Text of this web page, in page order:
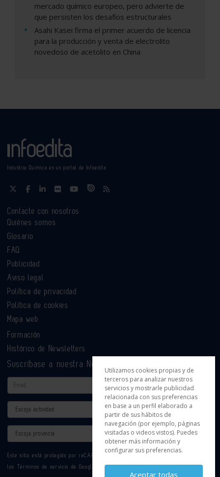
mercado químico europeo, pero advierte de
que persisten los desafíos estructurales
Asahi Kasei firma el primer acuerdo de licencia
para la producción y venta de electrolito
novedoso de acetolito en China
Industria Química es un portal de Infoedita
Contacte con nosotros
Quiénes somos
Glosario
FAQ
Publicidad
Aviso legal
Política de privacidad
Política de cookies
Mapa web
Formación
Histórico de Newsletters
Suscríbase a nuestra Newsletter
Email
Actividad
Provincia
Este sitio está protegido por reCAPTCHA y se aplican la
los Términos de servicio de Google.
Utilizamos cookies propias y de
terceros para analizar nuestros
servicios y mostrarle publicidad
relacionada con sus preferencias
en base a un perfil elaborado a
partir de sus hábitos de
navegación (por ejemplo, páginas
visitadas o videos vistos). Puedes
obtener más información y
configurar sus preferencias.
Aceptar todas